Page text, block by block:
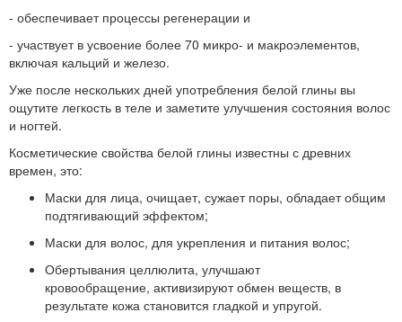
- обеспечивает процессы регенерации и
- участвует в усвоение более 70 микро- и макроэлементов,
включая кальций и железо.
Уже после нескольких дней употребления белой глины вы
ощутите легкость в теле и заметите улучшения состояния волос
и ногтей.
Косметические свойства белой глины известны с древних
времен, это:
Маски для лица, очищает, сужает поры, обладает общим
подтягивающий эффектом;
Маски для волос, для укрепления и питания волос;
Обертывания целлюлита, улучшают
кровообращение, активизируют обмен веществ, в
результате кожа становится гладкой и упругой.